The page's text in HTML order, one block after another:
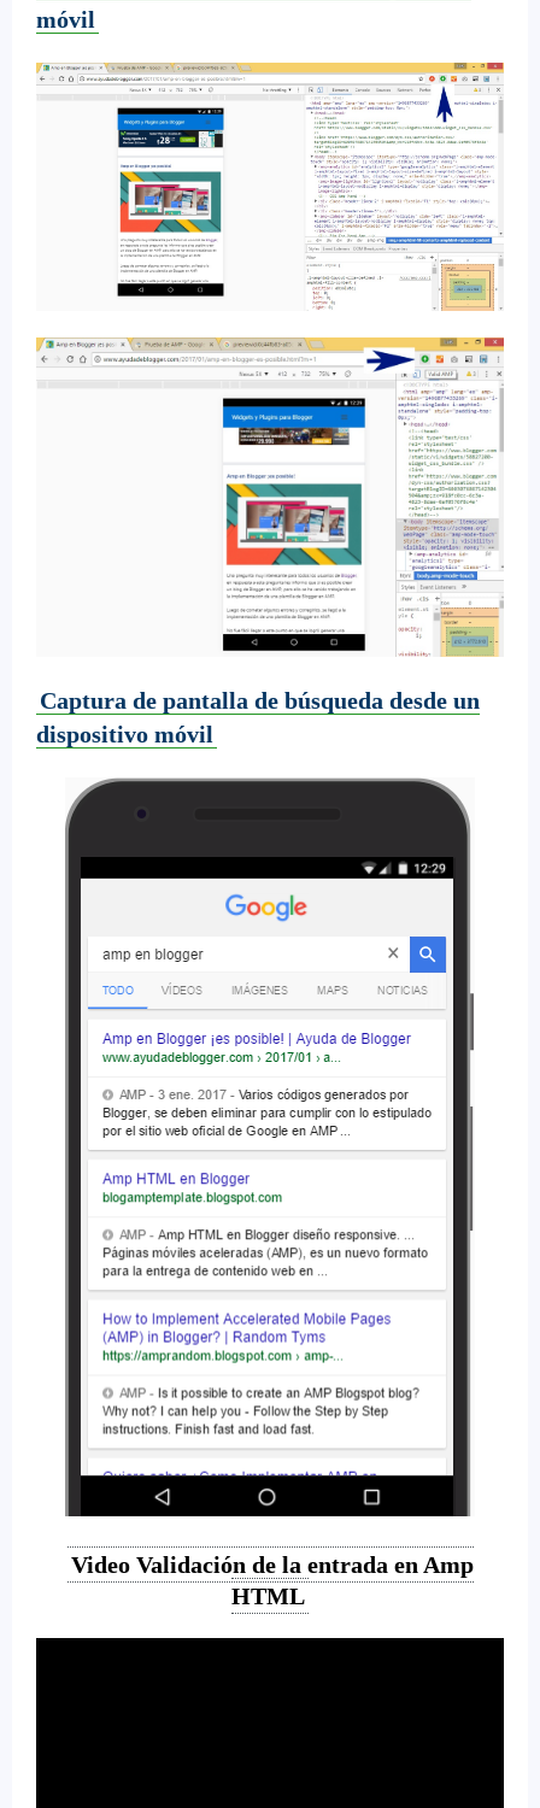
móvil
Captura de pantalla de búsqueda desde un
dispositivo móvil
Video Validación de la entrada en Amp
HTML